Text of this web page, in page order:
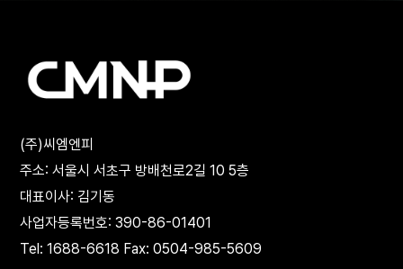
(주)씨엠엔피
주소: 서울시 서초구 방배천로2길 10 5층
대표이사: 김기동
사업자등록번호: 390-86-01401
Tel: 1688-6618 Fax: 0504-985-5609